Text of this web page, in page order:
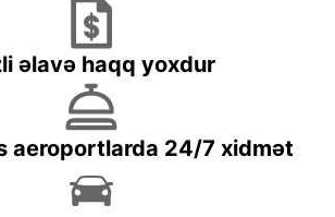
əlavə haqq yoxdur
aeroportlarda 24/7 xidmət